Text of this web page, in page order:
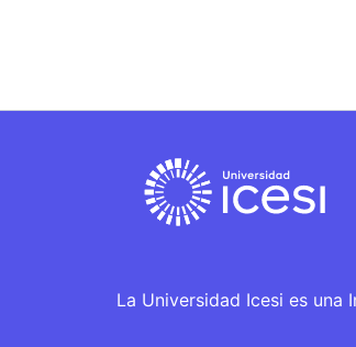
La Universidad Icesi es una